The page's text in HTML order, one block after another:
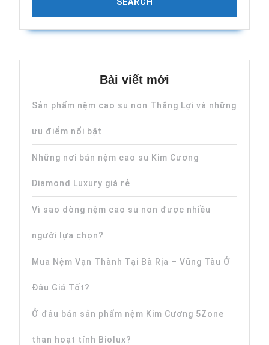
Bài viết mới
Sản phẩm nệm cao su non Thắng Lợi và những
ưu điểm nổi bật
Những nơi bán nệm cao su Kim Cương
Diamond Luxury giá rẻ
Vì sao dòng nệm cao su non được nhiều
người lựa chọn?
Mua Nệm Vạn Thành Tại Bà Rịa – Vũng Tàu Ở
Đâu Giá Tốt?
Ở đâu bán sản phẩm nệm Kim Cương 5Zone
than hoạt tính Biolux?